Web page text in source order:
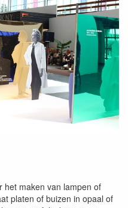
het maken van lampen of
platen of buizen in opaal of